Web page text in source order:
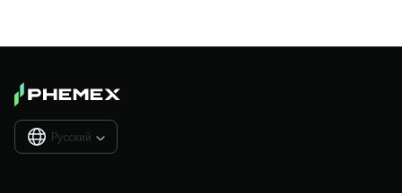
Русский 